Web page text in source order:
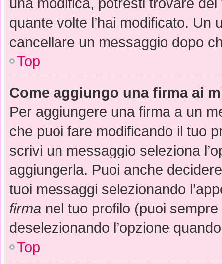
quante volte l’hai modificato.
cancellare un messaggio dopo
Top
Come aggiungo una firma ai
Per aggiungere una firma a un
che puoi fare modificando il tuo
scrivi un messaggio seleziona
aggiungerla. Puoi anche
tuoi messaggi selezionando
firma nel tuo profilo (puoi
deselezionando l’opzione
Top